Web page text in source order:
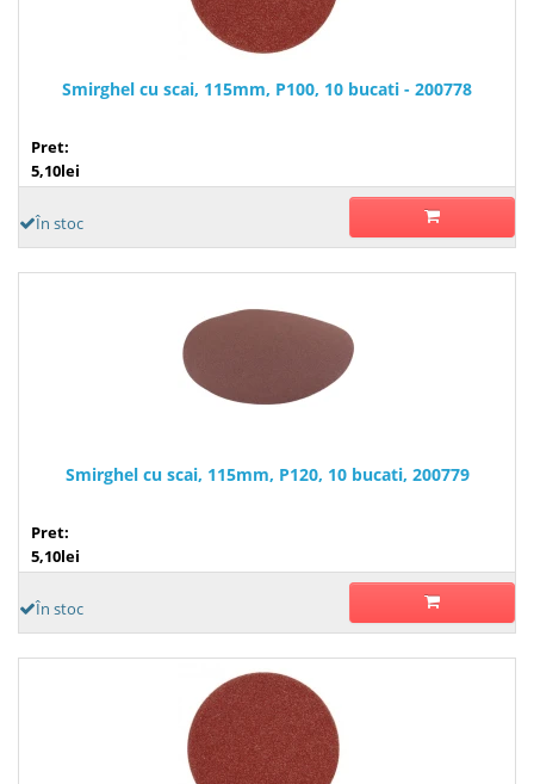
Smirghel cu scai, 115mm, P100, 10 bucati - 200778
Pret:
5,10lei
În stoc
Smirghel cu scai, 115mm, P120, 10 bucati, 200779
Pret:
5,10lei
În stoc